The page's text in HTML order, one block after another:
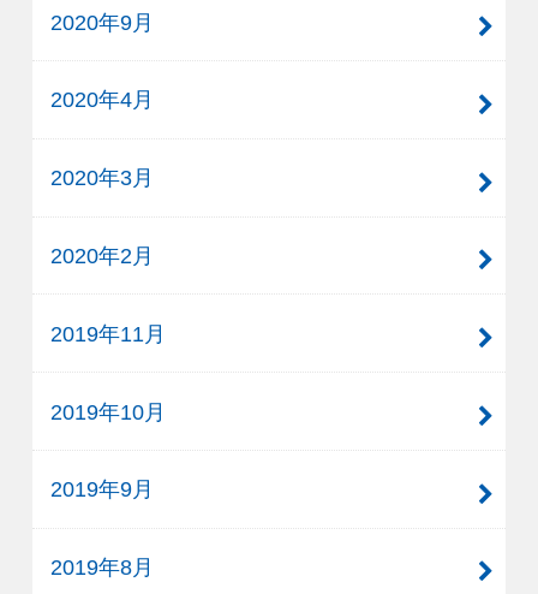
2020年9月
2020年4月
2020年3月
2020年2月
2019年11月
2019年10月
2019年9月
2019年8月